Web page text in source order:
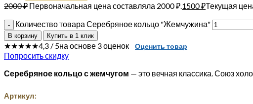
2000₽ Первоначальная цена составляла 2000 ₽. 1500₽Текущая
Количество товара Серебряное кольцо "Жемчужина"
В корзину Купить в 1 клик
★★★★★4,3 / 5на основе 3 оценок Оценить товар
Попросить скидку
Серебряное кольцо с жемчугом — это вечная классика. Союз
Артикул: